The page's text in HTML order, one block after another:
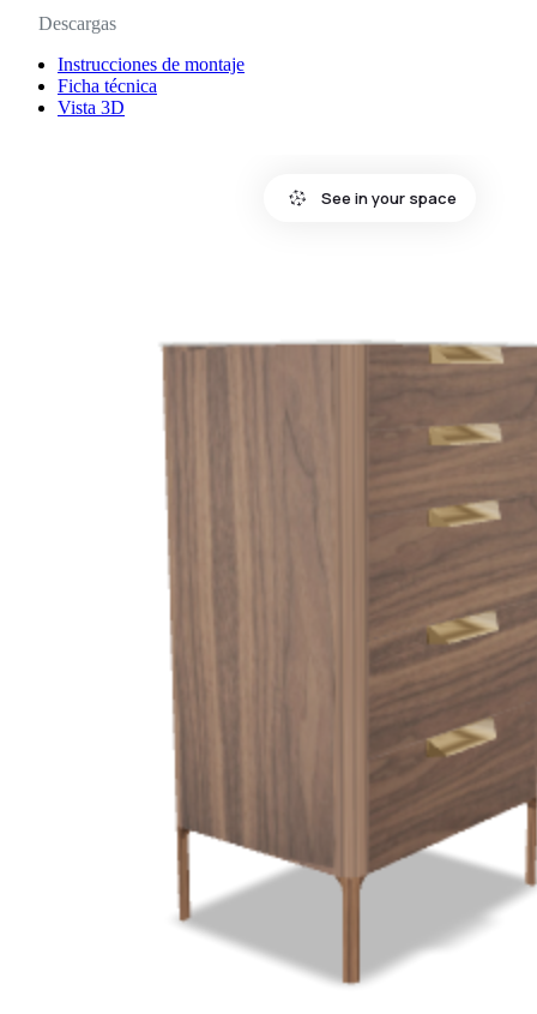
Descargas
Instrucciones de montaje
Ficha técnica
Vista 3D